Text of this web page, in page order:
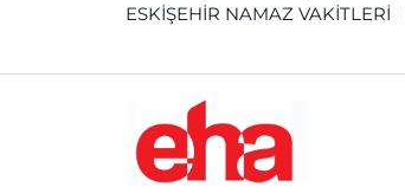
ESKİŞEHİR NAMAZ VAKİTLERİ